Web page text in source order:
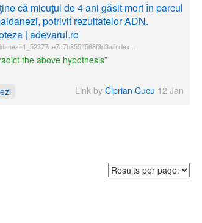
că micuţul de 4 ani găsit mort în parcul
potrivit rezultatelor ADN.
| adevarul.ro
1_52377ce7c7b855ff568f3d3a/index...
the above hypothesis”
Link by Ciprian Cucu 12 Jan